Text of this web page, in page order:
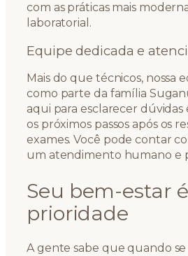
com as práticas mais
laboratorial.
Equipe dedicada e
Mais do que técnicos, nossa
como parte da família
aqui para esclarecer dúvidas
os próximos passos após os
exames. Você pode contar
um atendimento humano e
Seu bem-estar
prioridade
A gente sabe que quando